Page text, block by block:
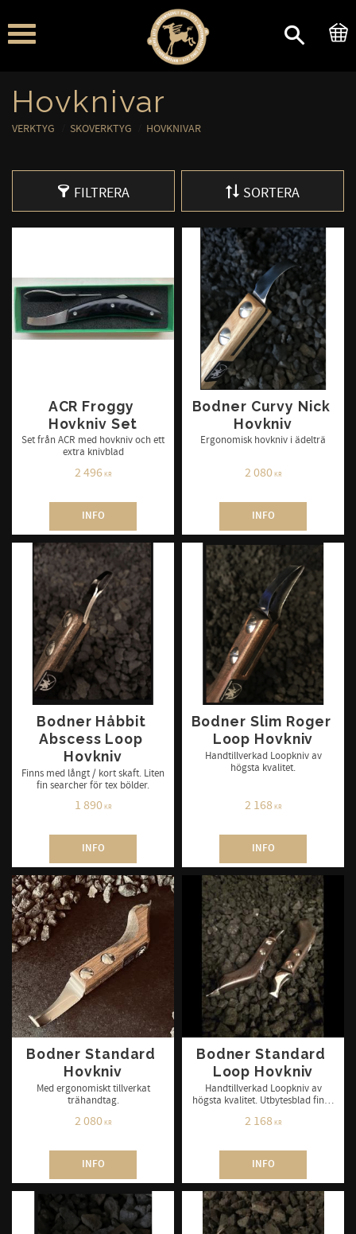
Meny
Hovknivar
VERKTYG SKOVERKTYG HOVKNIVAR
FILTRERA SORTERA
ACR Froggy
Hovkniv Set
Set från ACR med hovkniv och ett
extra knivblad
2 496KR
INFO
Bodner Curvy Nick
Hovkniv
Ergonomisk hovkniv i ädelträ
2 080KR
INFO
Bodner Håbbit
Abscess Loop
Hovkniv
Finns med långt / kort skaft. Liten
fin searcher för tex bölder.
1 890KR
INFO
Bodner Slim Roger
Loop Hovkniv
Handtillverkad Loopkniv av
högsta kvalitet.
2 168KR
INFO
Bodner Standard
Hovkniv
Med ergonomiskt tillverkat
trähandtag.
2 080KR
INFO
Bodner Standard
Loop Hovkniv
Handtillverkad Loopkniv av
högsta kvalitet. Utbytesblad finns
2 168KR
INFO